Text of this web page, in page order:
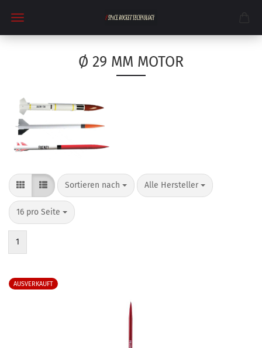
Ø 29 MM MOTOR
Sortieren nach
Sortieren nach Alle Hersteller
pro Seite
16 pro Seite
pro Seite
1
AUSVERKAUFT